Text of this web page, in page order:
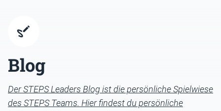
Blog
Der STEPS Leaders Blog ist die persönliche Spielwiese
des STEPS Teams. Hier findest du persönliche